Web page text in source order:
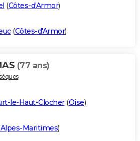
(Côtes-d'Armor)
(Côtes-d'Armor)
(77 ans)
le-Haut-Clocher(Oise)
Alpes-Maritimes)